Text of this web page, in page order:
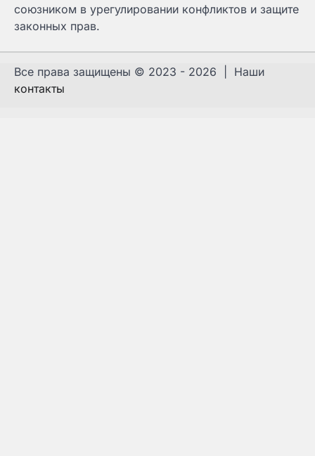
союзником в урегулировании конфликтов и защите
законных прав.
Все права защищены © 2023 - 2026 | Наши
контакты